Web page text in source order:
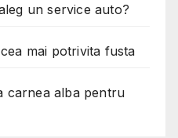
un service auto?
mai potrivita fusta
carnea alba pentru